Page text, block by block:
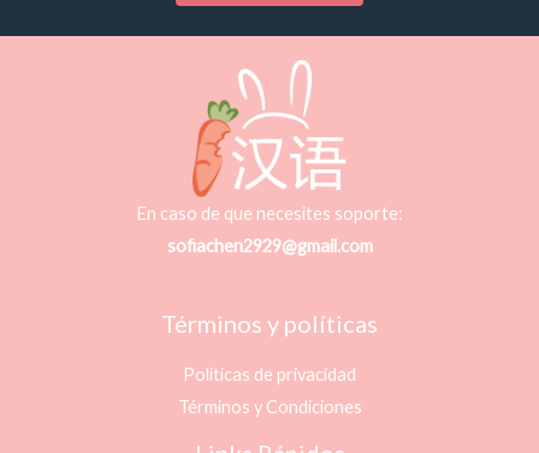
En caso de que necesites soporte:
sofiachen2929@gmail.com
Términos y políticas
Políticas de privacidad
Términos y Condiciones